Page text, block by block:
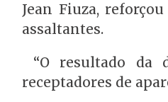
Jean Fiuza,
assaltantes.
“O resultado da
receptadores de